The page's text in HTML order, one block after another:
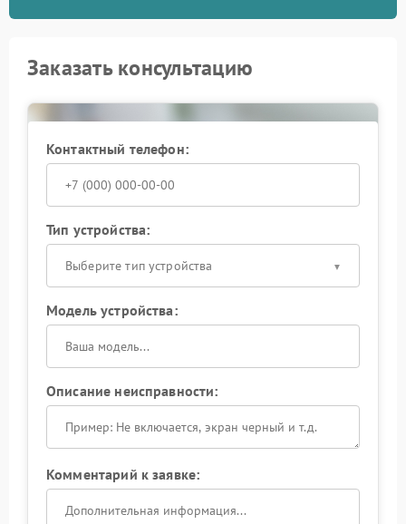
Заказать консультацию
Контактный телефон:
Тип устройства:
Выберите тип устройства
Модель устройства:
Описание неисправности:
Комментарий к заявке: